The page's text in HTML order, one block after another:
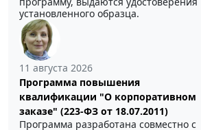
установленного образца.
11 августа 2026
Программа повышения
квалификации "О корпоративном
заказе" (223-ФЗ от 18.07.2011)
Программа разработана совместно с